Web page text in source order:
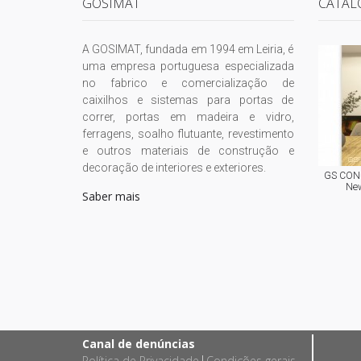
A GOSIMAT, fundada em 1994 em Leiria, é
uma empresa portuguesa especializada
no fabrico e comercialização de
caixilhos e sistemas para portas de
correr, portas em madeira e vidro,
ferragens, soalho flutuante, revestimento
e outros materiais de construção e
decoração de interiores e exteriores.
Saber mais
GS
Canal de denúncias